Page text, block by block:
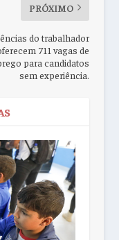
PRÓXIMO
do trabalhador
711 vagas de
para candidatos
sem experiência.